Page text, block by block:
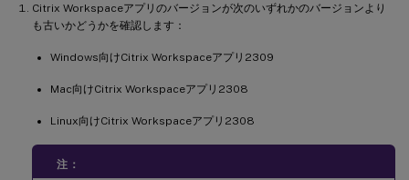
Citrix Workspaceアプリのバージョンが次のいずれかのバージョンより
も古いかどうかを確認します：
Windows向けCitrix Workspaceアプリ2309
Mac向けCitrix Workspaceアプリ2308
Linux向けCitrix Workspaceアプリ2308
注：